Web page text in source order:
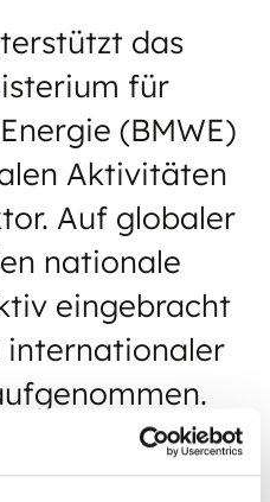
das
für
(BMWE)
Aktivitäten
Auf globaler
nationale
eingebracht
internationaler